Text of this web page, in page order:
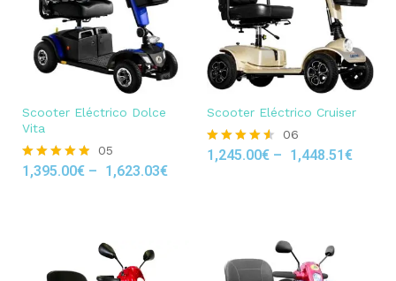
Scooter Eléctrico Dolce
Vita
Rated
05
1,395.00€ – 1,623.03€
Scooter Eléctrico Cruiser
Rated
06
1,245.00€ – 1,448.51€